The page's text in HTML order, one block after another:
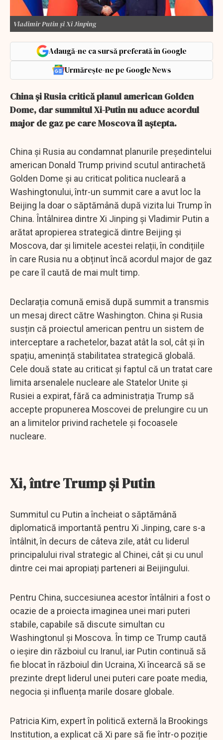
Vladimir Putin și Xi Jinping
Adaugă-ne ca sursă preferată în Google
Urmărește-ne pe Google News
China și Rusia critică planul american Golden
Dome, dar summitul Xi-Putin nu aduce acordul
major de gaz pe care Moscova îl aștepta.
China și Rusia au condamnat planurile președintelui
american Donald Trump privind scutul antirachetă
Golden Dome și au criticat politica nucleară a
Washingtonului, într-un summit care a avut loc la
Beijing la doar o săptămână după vizita lui Trump în
China. Întâlnirea dintre Xi Jinping și Vladimir Putin a
arătat apropierea strategică dintre Beijing și
Moscova, dar și limitele acestei relații, în condițiile
în care Rusia nu a obținut încă acordul major de gaz
pe care îl caută de mai mult timp.
Declarația comună emisă după summit a transmis
un mesaj direct către Washington. China și Rusia
susțin că proiectul american pentru un sistem de
interceptare a rachetelor, bazat atât la sol, cât și în
spațiu, amenință stabilitatea strategică globală.
Cele două state au criticat și faptul că un tratat care
limita arsenalele nucleare ale Statelor Unite și
Rusiei a expirat, fără ca administrația Trump să
accepte propunerea Moscovei de prelungire cu un
an a limitelor privind rachetele și focoasele
nucleare.
Xi, între Trump și Putin
Summitul cu Putin a încheiat o săptămână
diplomatică importantă pentru Xi Jinping, care s-a
întâlnit, în decurs de câteva zile, atât cu liderul
principalului rival strategic al Chinei, cât și cu unul
dintre cei mai apropiați parteneri ai Beijingului.
Pentru China, succesiunea acestor întâlniri a fost o
ocazie de a proiecta imaginea unei mari puteri
stabile, capabile să discute simultan cu
Washingtonul și Moscova. În timp ce Trump caută
o ieșire din războiul cu Iranul, iar Putin continuă să
fie blocat în războiul din Ucraina, Xi încearcă să se
prezinte drept liderul unei puteri care poate media,
negocia și influența marile dosare globale.
Patricia Kim, expert în politică externă la Brookings
Institution, a explicat că Xi pare să fie într-o poziție